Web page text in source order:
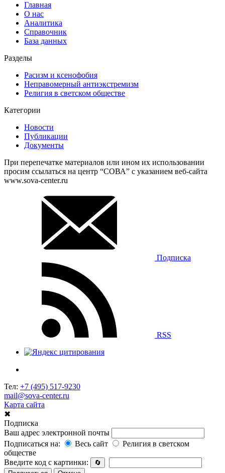
Главная
О нас
Аналитика
Справочник
База данных
Разделы
Расизм и ксенофобия
Неправомерный антиэкстремизм
Религия в светском обществе
Категории
Новости
Публикации
Документы
При перепечатке материалов или ином их использовании
просим ссылаться на центр “СОВА” с указанием веб-сайта
www.sova-center.ru
Подписка
RSS
Тел: +7 (495) 517-9230
mail@sova-center.ru
Карта сайта
✖
Подписка
Ваш адрес электронной почты
Подписаться на:
Весь сайт
Религия в светском
обществе
Введите код с картинки:
🔄